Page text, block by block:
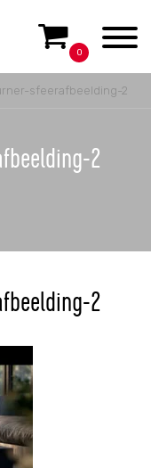
0
sfeerafbeelding-2
2
2